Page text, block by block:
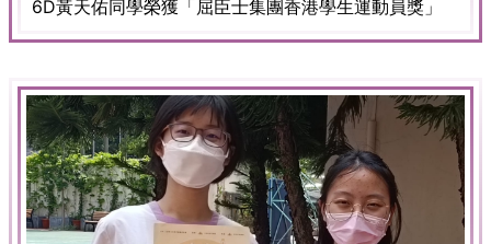
6D黃天佑同學榮獲「屈臣士集團香港學生運動員獎」